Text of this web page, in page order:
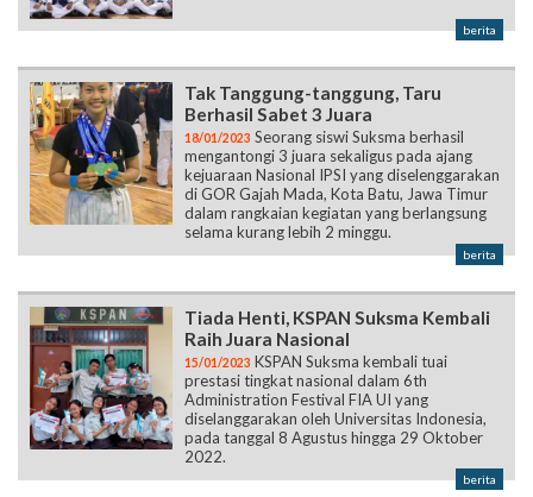
berita
Tak Tanggung-tanggung, Taru
Berhasil Sabet 3 Juara
18/01/2023 Seorang siswi Suksma berhasil
mengantongi 3 juara sekaligus pada ajang
kejuaraan Nasional IPSI yang diselenggarakan
di GOR Gajah Mada, Kota Batu, Jawa Timur
dalam rangkaian kegiatan yang berlangsung
selama kurang lebih 2 minggu.
berita
Tiada Henti, KSPAN Suksma Kembali
Raih Juara Nasional
15/01/2023 KSPAN Suksma kembali tuai
prestasi tingkat nasional dalam 6th
Administration Festival FIA UI yang
diselanggarakan oleh Universitas Indonesia,
pada tanggal 8 Agustus hingga 29 Oktober
2022.
berita